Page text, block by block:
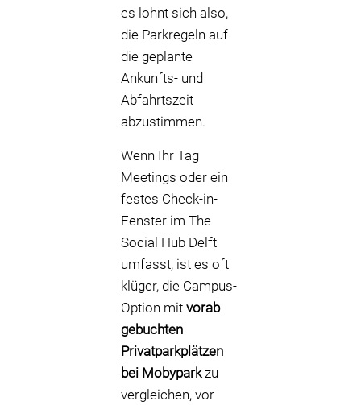
es lohnt sich also,
die Parkregeln auf
die geplante
Ankunfts- und
Abfahrtszeit
abzustimmen.
Wenn Ihr Tag
Meetings oder ein
festes Check-in-
Fenster im The
Social Hub Delft
umfasst, ist es oft
klüger, die Campus-
Option mit vorab
gebuchten
Privatparkplätzen
bei Mobyparkzu
vergleichen, vor